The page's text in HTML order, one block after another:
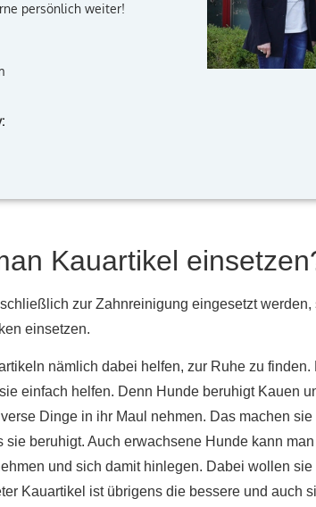
persönlich weiter!
Kauartikel
zur Zahnreinigung eingesetzt
einsetzen.
nämlich dabei helfen, zur Ruhe zu
einfach helfen. Denn Hunde beruhigt Kauen
Dinge in ihr Maul nehmen. Das machen
sie beruhigt. Auch erwachsene Hunde kann
und sich damit hinlegen. Dabei wollen
Kauartikel ist übrigens die bessere und auch